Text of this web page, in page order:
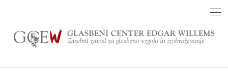
content